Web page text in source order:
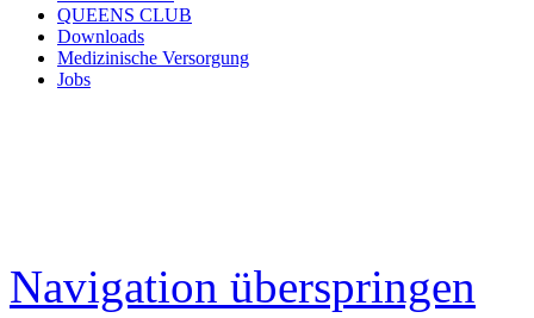
QUEENS CLUB
Downloads
Medizinische Versorgung
Jobs
Navigation überspringen